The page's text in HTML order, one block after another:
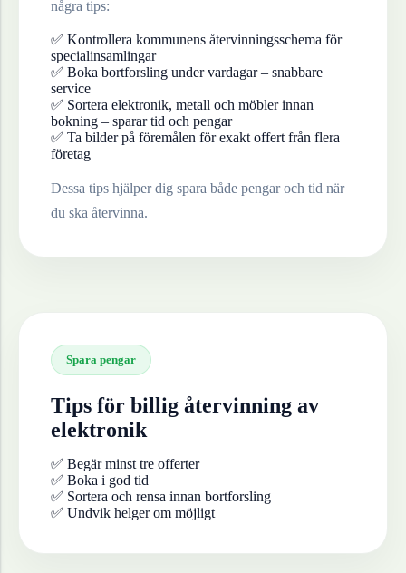
några tips:
✅ Kontrollera kommunens återvinningsschema för
specialinsamlingar
✅ Boka bortforsling under vardagar – snabbare
service
✅ Sortera elektronik, metall och möbler innan
bokning – sparar tid och pengar
✅ Ta bilder på föremålen för exakt offert från flera
företag
Dessa tips hjälper dig spara både pengar och tid när
du ska återvinna.
Spara pengar
Tips för billig återvinning av
elektronik
✅ Begär minst tre offerter
✅ Boka i god tid
✅ Sortera och rensa innan bortforsling
✅ Undvik helger om möjligt